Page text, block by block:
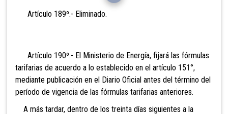
Artículo 189º.- Eliminado.
Artículo 190º.- El Ministerio de Energía, fijará las fórmulas
tarifarias de acuerdo a lo establecido en el artículo 151°,
mediante publicación en el Diario Oficial antes del término del
período de vigencia de las fórmulas tarifarias anteriores.
A más tardar, dentro de los treinta días siguientes a la